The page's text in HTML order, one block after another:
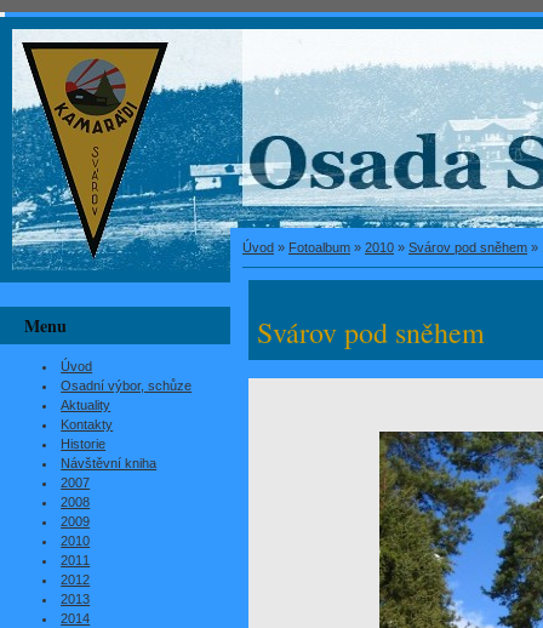
Úvod » Fotoalbum » 2010 » Svárov pod sněhem »
Svárov pod sněhem
Menu
Úvod
Osadní výbor, schůze
Aktuality
Kontakty
Historie
Návštěvní kniha
2007
2008
2009
2010
2011
2012
2013
2014